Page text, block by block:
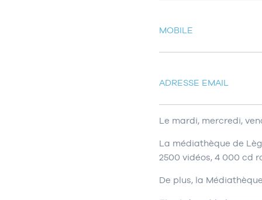
MOBILE
ADRESSE EMAIL
Le mardi, mercredi,
La médiathèque de
2500 vidéos, 4 000 cd
De plus, la